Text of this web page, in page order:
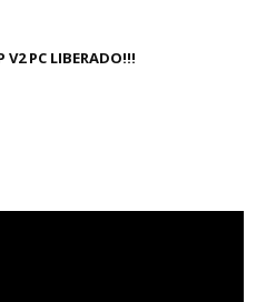
V2 PC LIBERADO!!!